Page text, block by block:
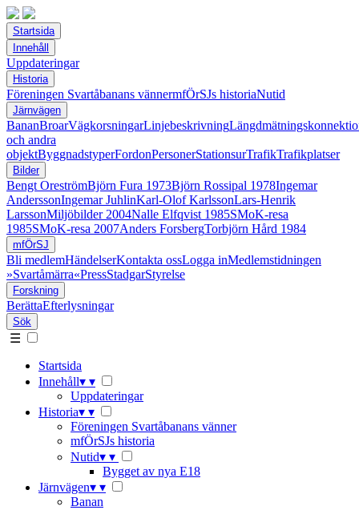
Startsida
Innehåll
Uppdateringar
Historia
Föreningen Svartåbanans vännermfÖrSJs historiaNutid
Järnvägen
BananBroarVägkorsningarLinjebeskrivning
och andra
objektByggnadstyperFordonPersonerStationsurTrafikTrafikplatser
Bilder
Bengt OreströmBjörn Fura 1973Björn Rossipal 1978Ingemar
AnderssonIngemar JuhlinKarl-Olof KarlssonLars-Henrik
LarssonMiljöbilder 2004Nalle Elfqvist 1985SMoK-resa
1985SMoK-resa 2007Anders ForsbergTorbjörn Hård 1984
mfÖrSJ
Bli medlemHändelserKontakta ossLogga inMedlemstidningen
»Svartåmärra«PressStadgarStyrelse
Forskning
BerättaEfterlysningar
Sök
☰
Startsida
Innehåll▾ ▾
Uppdateringar
Historia▾ ▾
Föreningen Svartåbanans vänner
mfÖrSJs historia
Nutid▾ ▾
Bygget av nya E18
Järnvägen▾ ▾
Banan